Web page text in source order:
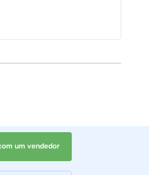
um vendedor